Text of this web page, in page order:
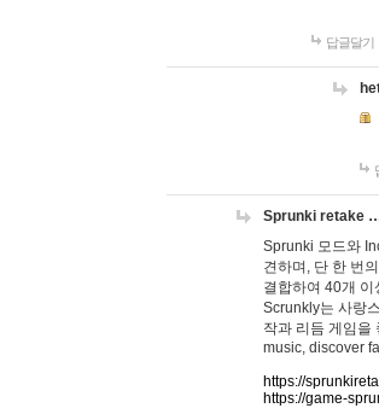
답글달기
Sprunki retake
Sprunki 모드와
견하며, 단 한 번
결합하여 40개
Scrunkly는 사랑
작과 리듬 게임을
music, discover
https://
https://game-